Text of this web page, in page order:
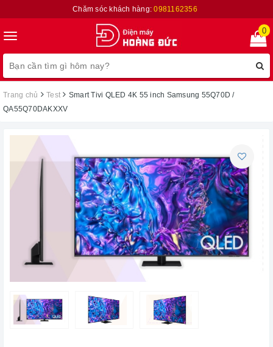
Chăm sóc khách hàng:0981162356
Toggle
navigation
0
Trang chủ Test
Smart Tivi QLED 4K 55 inch Samsung 55Q70D /
QA55Q70DAKXXV